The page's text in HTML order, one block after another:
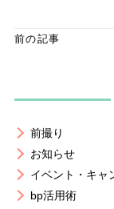
前の記事
前撮り
お知らせ
イベント・キャ
bp活用術